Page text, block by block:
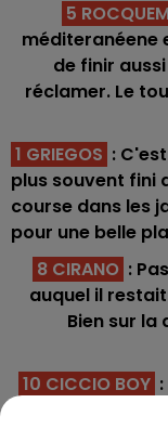
5
méditeranéene
de finir
réclamer. Le
1 GRIEGOS :
plus souvent fini
course dans les
pour une belle
8 CIRANO :
auquel il
Bien sur
10 CICCIO BOY
mis en